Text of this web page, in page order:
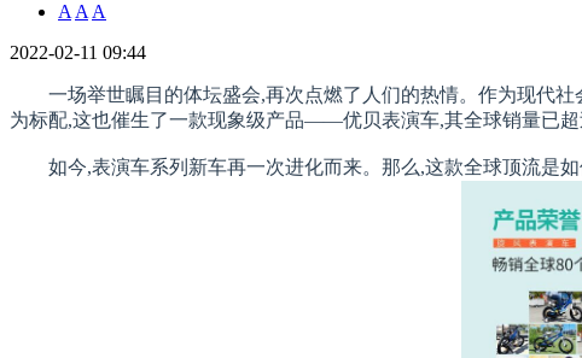
A A A
2022-02-11 09:44
一场举世瞩目的体坛盛会,再次点燃了人们的热情。作为现代
为标配,这也催生了一款现象级产品——优贝表演车,其全球销量已超
如今,表演车系列新车再一次进化而来。那么,这款全球顶流是